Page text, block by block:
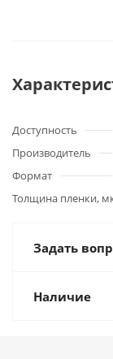
Доступность
Производитель
Формат
Толщина пленки,
Задать
Наличие